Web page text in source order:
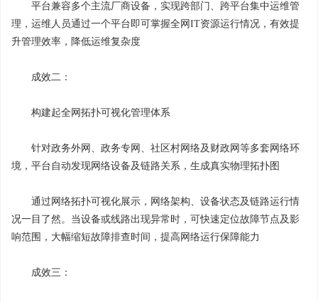
平台兼容多个主流厂商设备，实现跨部门、跨平台集中运维管
理，运维人员通过一个平台即可掌握全网IT资源运行情况，有效提
升管理效率，降低运维复杂度
成效二：
构建起全网拓扑可视化管理体系
针对政务外网、政务专网、社区村网络及财政网等多套网络环
境，平台自动发现网络设备及链路关系，生成真实物理拓扑图
通过网络拓扑可视化展示，网络架构、设备状态及链路运行情
况一目了然。当设备或线路出现异常时，可快速定位故障节点及影
响范围，大幅缩短故障排查时间，提高网络运行保障能力
成效三：